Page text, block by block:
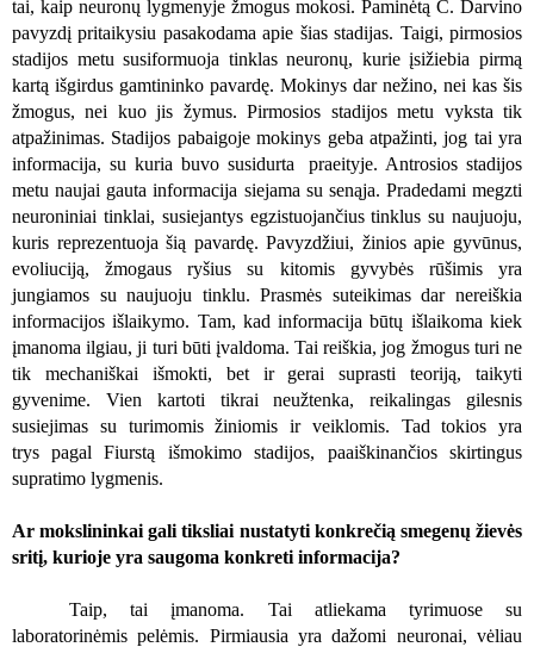
tai, kaip neuronų lygmenyje žmogus mokosi. Paminėtą Č. Darvino
pavyzdį pritaikysiu pasakodama apie šias stadijas. Taigi, pirmosios
stadijos metu susiformuoja tinklas neuronų, kurie įsižiebia pirmą
kartą išgirdus gamtininko pavardę. Mokinys dar nežino, nei kas šis
žmogus, nei kuo jis žymus. Pirmosios stadijos metu vyksta tik
atpažinimas. Stadijos pabaigoje mokinys geba atpažinti, jog tai yra
informacija, su kuria buvo susidurta
praeityje. Antrosios stadijos
metu naujai gauta informacija siejama su senąja. Pradedami megzti
neuroniniai tinklai, susiejantys egzistuojančius tinklus su naujuoju,
kuris reprezentuoja šią pavardę. Pavyzdžiui, žinios apie gyvūnus,
evoliuciją, žmogaus ryšius su kitomis gyvybės rūšimis yra
jungiamos su naujuoju tinklu. Prasmės suteikimas dar nereiškia
informacijos išlaikymo. Tam, kad informacija būtų išlaikoma kiek
įmanoma ilgiau, ji turi būti įvaldoma. Tai reiškia, jog žmogus turi ne
tik mechaniškai išmokti, bet ir gerai suprasti teoriją, taikyti
gyvenime. Vien kartoti tikrai neužtenka, reikalingas gilesnis
susiejimas su turimomis žiniomis ir veiklomis. Tad tokios yra
trys pagal Fiurstą išmokimo stadijos, paaiškinančios skirtingus
supratimo lygmenis.
Ar mokslininkai gali tiksliai nustatyti konkrečią smegenų žievės
sritį, kurioje yra saugoma konkreti informacija?
Taip, tai įmanoma. Tai atliekama tyrimuose su
laboratorinėmis pelėmis. Pirmiausia yra dažomi neuronai, vėliau